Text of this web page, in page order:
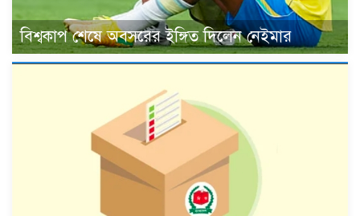
বিশ্বকাপ শেষে অবসরের ইঙ্গিত দিলেন নেইমার